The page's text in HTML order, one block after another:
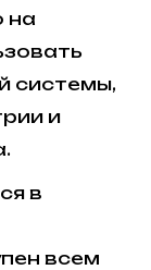
на
системы,
и
в
всем